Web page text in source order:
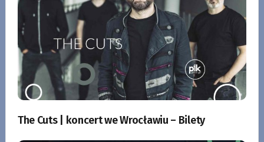
The Cuts | koncert we Wrocławiu – Bilety